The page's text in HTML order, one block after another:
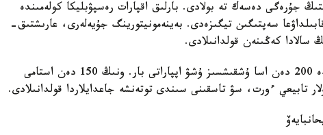
جۇرەگى دەسەك تە بولادى. بارلىق اقپارات رەسپۋبليكا كولەمىندە
سەپتىگىن تيگىزەدى. بەينەمونيتورينگ جۇيەلەرى، عارىشتىق-
سالادا كەڭىنەن قولدانىلادى.
قازىر توتەنشە جاعدايلار مينيسترلىگىندە 200 دەن اسا ۇشقىشسىز ۇشۋ اپپاراتى بار. ونىڭ 150 دەن استامى
تابيعي ءورت، سۋ تاسقىنى سىندى توتەنشە جاعدايلاردا قولدانىلادى.